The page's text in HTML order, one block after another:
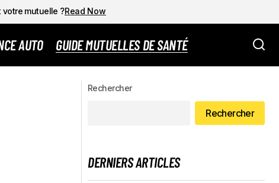
mutuelle ?Read Now
AUTO GUIDE MUTUELLES DE SANTÉ
Rechercher
Rechercher
DERNIERS ARTICLES